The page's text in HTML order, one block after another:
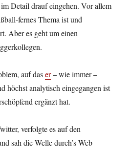
Detail drauf eingehen. Vor allem
fernes Thema ist und
Aber es geht um einen
auf daser– wie immer –
höchst analytisch eingegangen ist
ergänzt hat.
verfolgte es auf den
sah die Welle durch’s Web